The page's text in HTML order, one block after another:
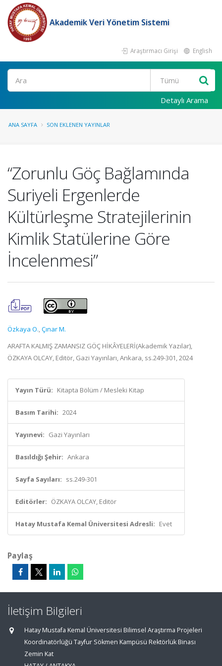
Akademik Veri Yönetim Sistemi
Araştırmacı Girişi English
Ara
Detaylı Arama
ANA SAYFA SON EKLENEN YAYINLAR
“Zorunlu Göç Bağlamında
Suriyeli Ergenlerde
Kültürleşme Stratejilerinin
Kimlik Statülerine Göre
İncelenmesi”
Özkaya O.,Çınar M.
ARAFTA KALMIŞ ZAMANSIZ GÖÇ HİKÂYELERİ(Akademik Yazılar),
ÖZKAYA OLCAY, Editör, Gazi Yayınları, Ankara, ss.249-301, 2024
Yayın Türü: Kitapta Bölüm / Mesleki Kitap
Basım Tarihi: 2024
Yayınevi: Gazi Yayınları
Basıldığı Şehir: Ankara
Sayfa Sayıları: ss.249-301
Editörler: ÖZKAYA OLCAY, Editör
Hatay Mustafa Kemal Üniversitesi Adresli: Evet
Paylaş
İletişim Bilgileri
Hatay Mustafa Kemal Üniversitesi Bilimsel Araştırma Projeleri
Koordinatörlüğü Tayfur Sökmen Kampüsü Rektörlük Binası
Zemin Kat